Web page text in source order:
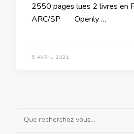
2550 pages lues 2 livres en
ARC/SP Openly …
5 AVRIL 2021
Vous